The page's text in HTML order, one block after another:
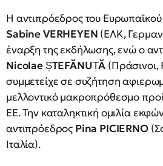
Η αντιπρόεδρος του Ευρωπαϊκού
Sabine VERHEYEN (ΕΛΚ,
έναρξη της εκδήλωσης, ενώ ο
Nicolae ȘTEFĂNUȚĂ (Πράσινοι,
συμμετείχε σε συζήτηση
μελλοντικό μακροπρόθεσμο
ΕΕ. Την καταληκτική ομιλία
αντιπρόεδρος Pina PICIERNO
Ιταλία).